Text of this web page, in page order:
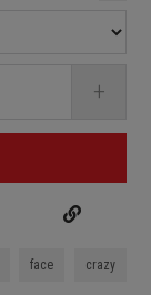
+
face crazy